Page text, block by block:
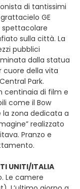
di tantissimi
GE
spettacolare
sulla città. La
pubblici
dalla statua
cuore della vita
Park.
centinaia di film e
come il Bow
la zona dedicata a
realizzato
Pranzo e
UNITI/ITALIA
Le camere